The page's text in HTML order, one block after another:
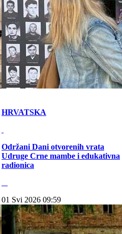
HRVATSKA
Održani Dani otvorenih vrata
Udruge Crne mambe i edukativna
radionica
01 Svi 2026 09:59